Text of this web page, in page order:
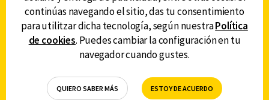
DESCARGA LA APP DE CANAL 6
continúas navegando el sitio, das tu consentimiento
para utilitzar dicha tecnología, según nuestraPolítica
de cookies. Puedes cambiar la configuración en tu
navegador cuando gustes.
QUIERO SABER MÁS ESTOY DE ACUERDO